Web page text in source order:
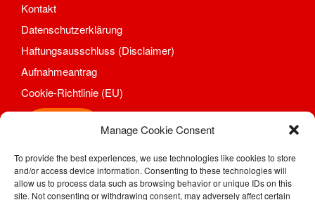
Manage Cookie Consent
To provide the best experiences, we use technologies like cookies to store
and/or access device information. Consenting to these technologies will
allow us to process data such as browsing behavior or unique IDs on this
site. Not consenting or withdrawing consent, may adversely affect certain
Abteilungen
Trainingszeiten und Orte
Aktuelles
Kontakt
Kontakt
Datenschutzerklärung
Haftungsausschluss (Disclaimer)
Aufnahmeantrag
Cookie-Richtlinie (EU)
SV Motor Sörnewitz e. V.
Kahlhügelweg 31
01640 Coswig / Sörnewitz